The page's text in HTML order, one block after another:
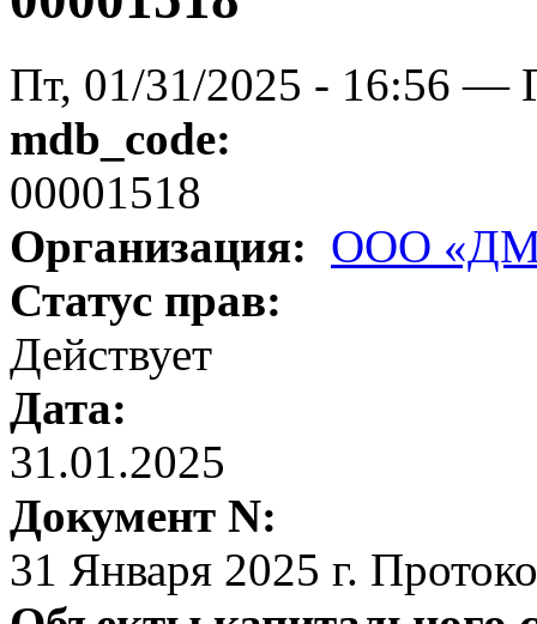
Пт, 01/31/2025 - 16:56 —
mdb_code:
00001518
Организация: ООО
Статус прав:
Действует
Дата:
31.01.2025
Документ N:
31 Января 2025 г.